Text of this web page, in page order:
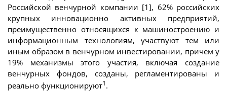
Российской венчурной компании [1], 62% российских
крупных инновационно активных предприятий,
преимущественно относящихся к машиностроению и
информационным технологиям, участвуют тем или
иным образом в венчурном инвестировании, причем у
19% механизмы этого участия, включая создание
венчурных фондов, созданы, регламентированы и
реально функционируют1.